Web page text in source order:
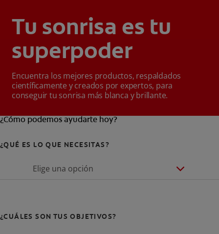
Tu sonrisa es tu
superpoder
Encuentra los mejores productos, respaldados
científicamente y creados por expertos, para
conseguir tu sonrisa más blanca y brillante.
¿Cómo podemos ayudarte hoy?
¿QUÉ ES LO QUE NECESITAS?
Elige una opción
¿CUÁLES SON TUS OBJETIVOS?